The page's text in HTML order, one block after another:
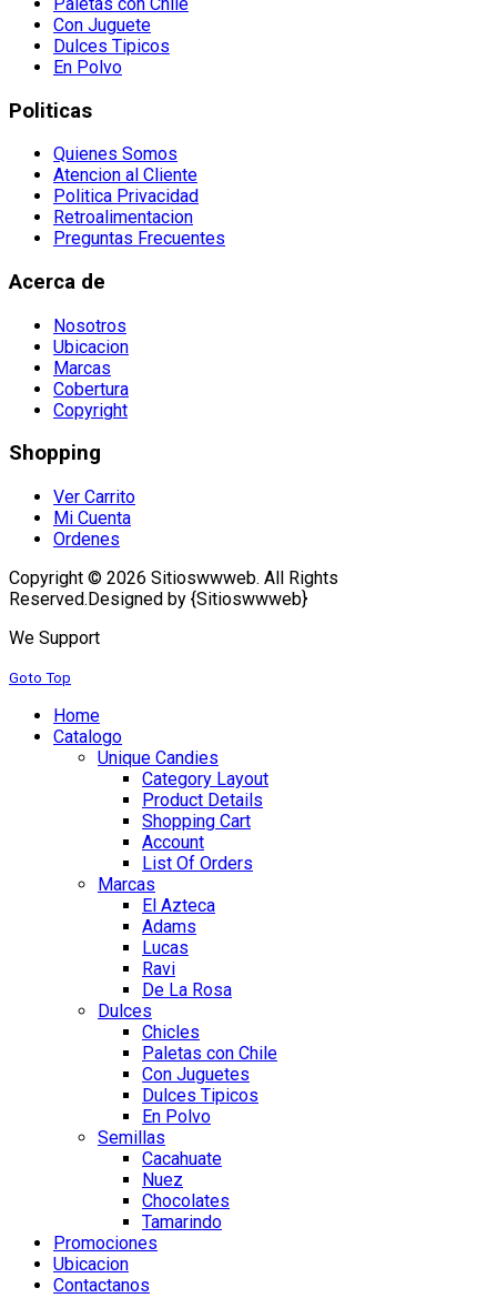
Con Juguete
Dulces Tipicos
En Polvo
Politicas
Quienes Somos
Atencion al Cliente
Politica Privacidad
Retroalimentacion
Preguntas Frecuentes
Acerca de
Nosotros
Ubicacion
Marcas
Cobertura
Copyright
Shopping
Ver Carrito
Mi Cuenta
Ordenes
Copyright © 2026 Sitioswwweb. All Rights
Reserved.Designed by {Sitioswwweb}
We Support
Goto Top
Home
Catalogo
Unique Candies
Category Layout
Product Details
Shopping Cart
Account
List Of Orders
Marcas
El Azteca
Adams
Lucas
Ravi
De La Rosa
Dulces
Chicles
Paletas con Chile
Con Juguetes
Dulces Tipicos
En Polvo
Semillas
Cacahuate
Nuez
Chocolates
Tamarindo
Promociones
Ubicacion
Contactanos